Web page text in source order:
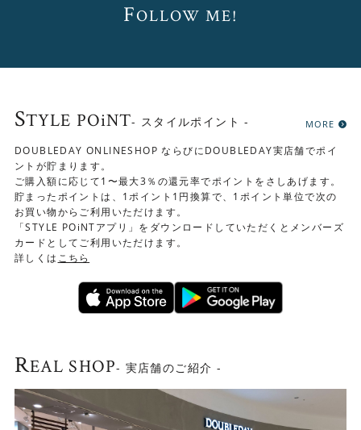
FOLLOW ME!
STYLE POiNT- スタイルポイント - MORE
DOUBLEDAY ONLINESHOP ならびにDOUBLEDAY実店舗でポイ
ントが貯まります。
ご購入額に応じて1〜最大3％の還元率でポイントをさしあげます。
貯まったポイントは、1ポイント1円換算で、1ポイント単位で次の
お買い物からご利用いただけます。
「STYLE POiNTアプリ」をダウンロードしていただくとメンバーズ
カードとしてご利用いただけます。
詳しくは こちら
REAL SHOP- 実店舗のご紹介 -